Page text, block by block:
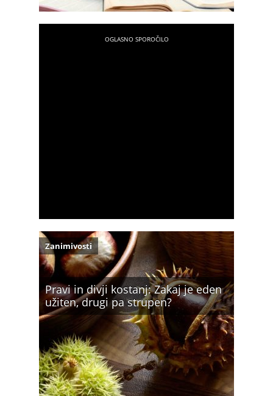
Pravi in divji kostanj: Zakaj je eden
užiten, drugi pa strupen?
Zanimivosti